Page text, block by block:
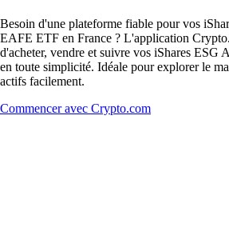
Besoin d'une plateforme fiable pour vos
EAFE ETF en France ? L'application
d'acheter, vendre et suivre vos iShares
en toute simplicité. Idéale pour explorer le
actifs facilement.
Commencer avec Crypto.com